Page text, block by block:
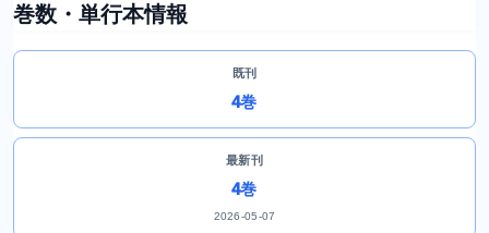
巻数・単行本情報
既刊
4巻
最新刊
4巻
2026-05-07